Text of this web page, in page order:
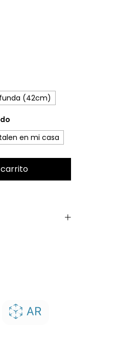
(42cm)
en mi casa